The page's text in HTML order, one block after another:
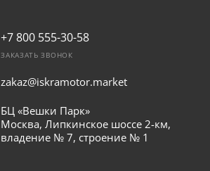
+7 800 555-30-58
ЗАКАЗАТЬ ЗВОНОК
zakaz@iskramotor.market
БЦ «Вешки Парк»
Москва, Липкинское шоссе 2-км,
владение № 7, строение № 1